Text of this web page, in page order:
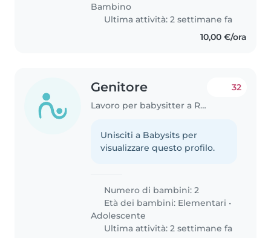
Bambino
Ultima attività: 2 settimane fa
10,00 €/ora
Genitore
Lavoro per babysitter a Rho
32
Unisciti a Babysits per
visualizzare questo profilo.
Numero di bambini: 2
Età dei bambini: Elementari •
Adolescente
Ultima attività: 2 settimane fa